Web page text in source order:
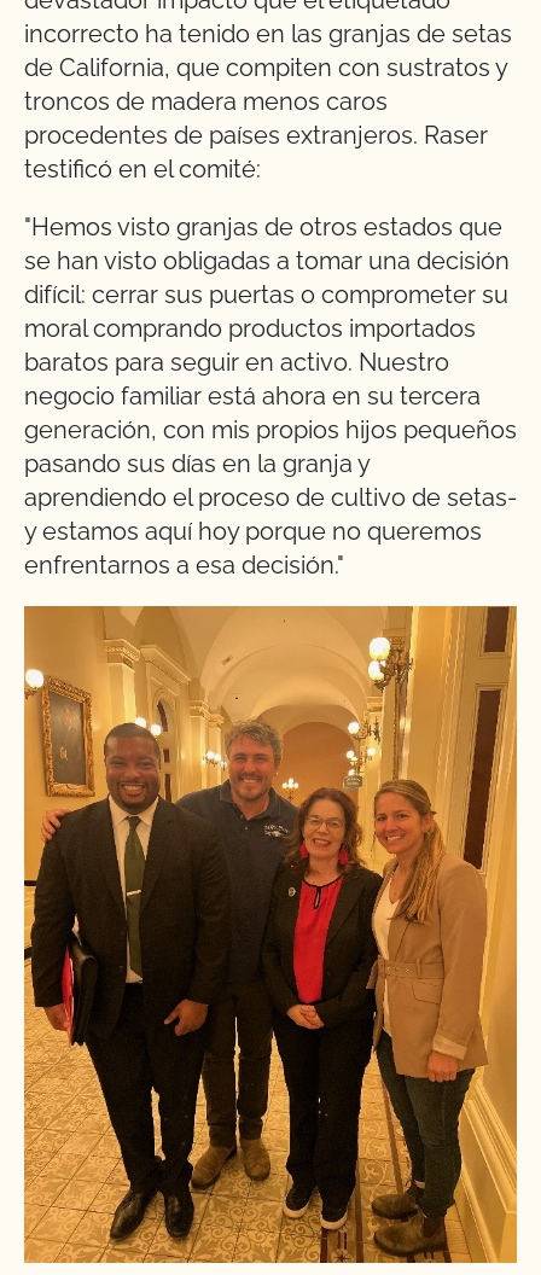
incorrecto ha tenido en las granjas de setas
de California, que compiten con sustratos y
troncos de madera menos caros
procedentes de países extranjeros. Raser
testificó en el comité:
"Hemos visto granjas de otros estados que
se han visto obligadas a tomar una decisión
difícil: cerrar sus puertas o comprometer su
moral comprando productos importados
baratos para seguir en activo. Nuestro
negocio familiar está ahora en su tercera
generación, con mis propios hijos pequeños
pasando sus días en la granja y
aprendiendo el proceso de cultivo de setas-
y estamos aquí hoy porque no queremos
enfrentarnos a esa decisión."